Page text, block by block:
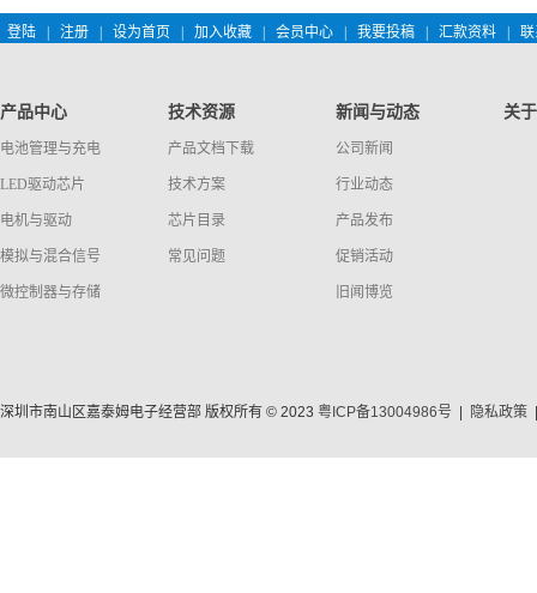
登陆 注册 设为首页 加入收藏 会员中心 我要投稿 汇款资料
产品中心
电池管理与充电
LED驱动芯片
电机与驱动
模拟与混合信号
微控制器与存储
技术资源
产品文档下载
技术方案
芯片目录
常见问题
新闻与动态
公司新闻
行业动态
产品发布
促销活动
旧闻博览
关
深圳市南山区嘉泰姆电子经营部 版权所有 © 2023 粤ICP备13004986号 隐私政策